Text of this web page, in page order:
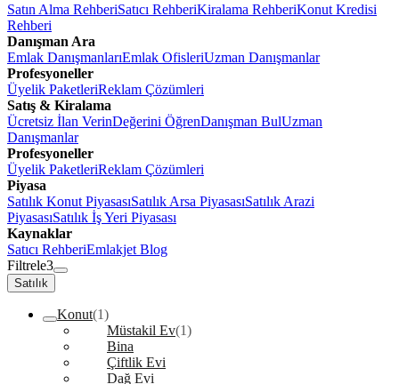
Satın Alma RehberiSatıcı RehberiKiralama RehberiKonut Kredisi
Rehberi
Danışman Ara
Emlak DanışmanlarıEmlak OfisleriUzman Danışmanlar
Profesyoneller
Üyelik PaketleriReklam Çözümleri
Satış & Kiralama
Ücretsiz İlan VerinDeğerini ÖğrenDanışman BulUzman
Danışmanlar
Profesyoneller
Üyelik PaketleriReklam Çözümleri
Piyasa
Satılık Konut PiyasasıSatılık Arsa PiyasasıSatılık Arazi
PiyasasıSatılık İş Yeri Piyasası
Kaynaklar
Satıcı RehberiEmlakjet Blog
Filtrele3
Satılık
Konut(1)
Müstakil Ev(1)
Bina
Çiftlik Evi
Dağ Evi